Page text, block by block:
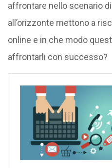
affrontare nello scenario
all’orizzonte mettono a
online e in che modo
affrontarli con successo?